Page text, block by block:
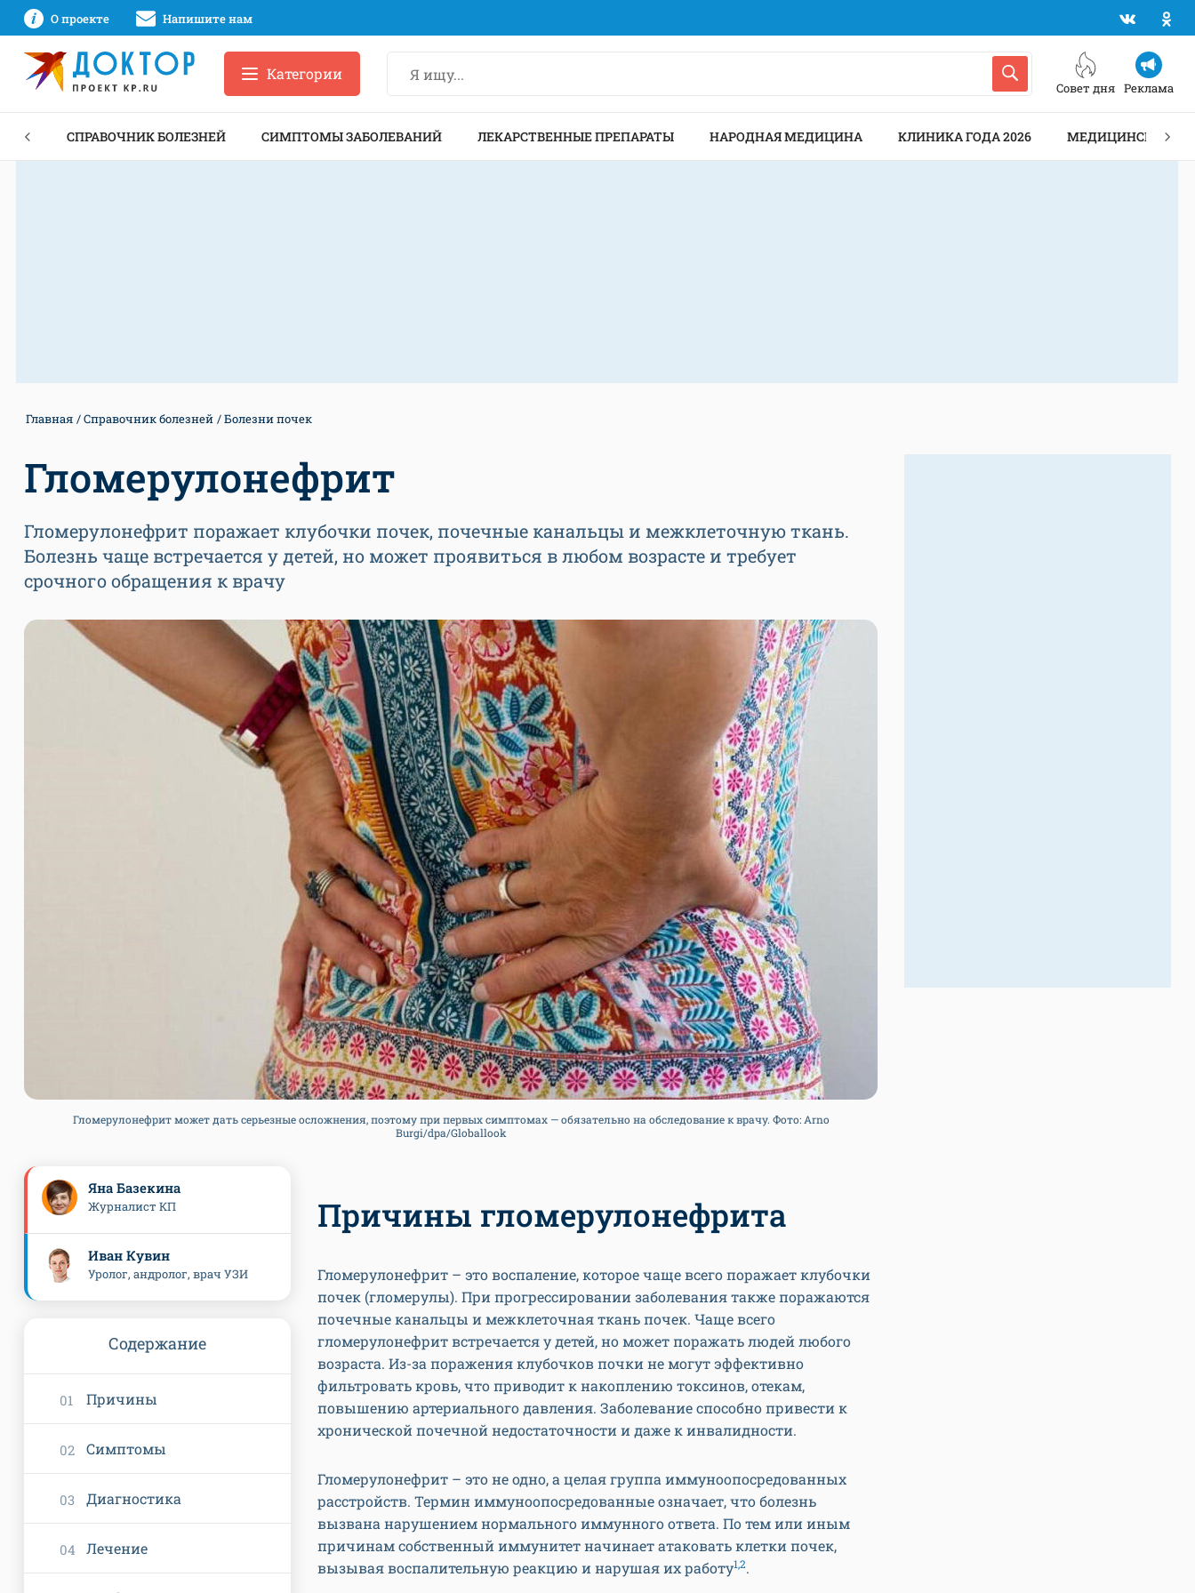
О проекте Напишите нам
Совет дня Реклама
Категории
СПРАВОЧНИК БОЛЕЗНЕЙ СИМПТОМЫ ЗАБОЛЕВАНИЙ ЛЕКАРСТВЕННЫЕ ПРЕПАРАТЫ НАРОДНАЯ МЕДИЦИНА КЛИНИКА ГОДА 2026 МЕДИЦИНСКИЕ
Главная Справочник болезней Болезни почек
Гломерулонефрит
Гломерулонефрит поражает клубочки почек, почечные канальцы и межклеточную ткань.
Болезнь чаще встречается у детей, но может проявиться в любом возрасте и требует
срочного обращения к врачу
Гломерулонефрит может дать серьезные осложнения, поэтому при первых симптомах — обязательно на обследование к врачу. Фото: Arno
Burgi/dpa/Globallook
Причины гломерулонефрита
Гломерулонефрит – это воспаление, которое чаще всего поражает клубочки
почек (гломерулы). При прогрессировании заболевания также поражаются
почечные канальцы и межклеточная ткань почек. Чаще всего
гломерулонефрит встречается у детей, но может поражать людей любого
возраста. Из-за поражения клубочков почки не могут эффективно
фильтровать кровь, что приводит к накоплению токсинов, отекам,
повышению артериального давления. Заболевание способно привести к
хронической почечной недостаточности и даже к инвалидности.
Гломерулонефрит – это не одно, а целая группа иммуноопосредованных
расстройств. Термин иммуноопосредованные означает, что болезнь
вызвана нарушением нормального иммунного ответа. По тем или иным
причинам собственный иммунитет начинает атаковать клетки почек,
вызывая воспалительную реакцию и нарушая их работу1,2.
Яна Базекина
Журналист КП
Иван Кувин
Уролог, андролог, врач УЗИ
Содержание
Причины
Симптомы
Диагностика
Лечение